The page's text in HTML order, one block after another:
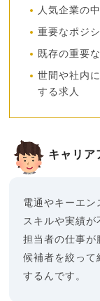
人気企業の
重要なポジ
既存の重要
世間や社内
する求人
キャリア
電通やキーエン
スキルや実績が
担当者の仕事が
候補者を絞って
するんです。